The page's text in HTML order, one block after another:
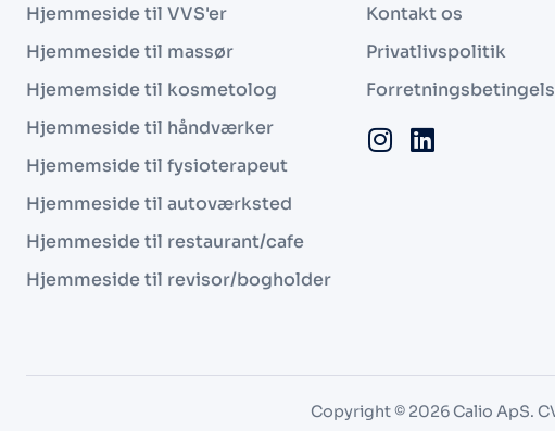
Hjemmeside til VVS'er
Hjemmeside til massør
Hjememside til kosmetolog
Hjemmeside til håndværker
Hjememside til fysioterapeut
Hjemmeside til autoværksted
Hjemmeside til restaurant/cafe
Hjemmeside til revisor/bogholder
Kontakt os
Privatlivspolitik
Copyright © 2026 Calio ApS.